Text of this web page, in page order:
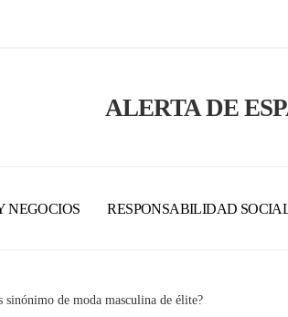
ALERTA DE
NEGOCIOS RESPONSABILIDAD
de moda masculina de élite?